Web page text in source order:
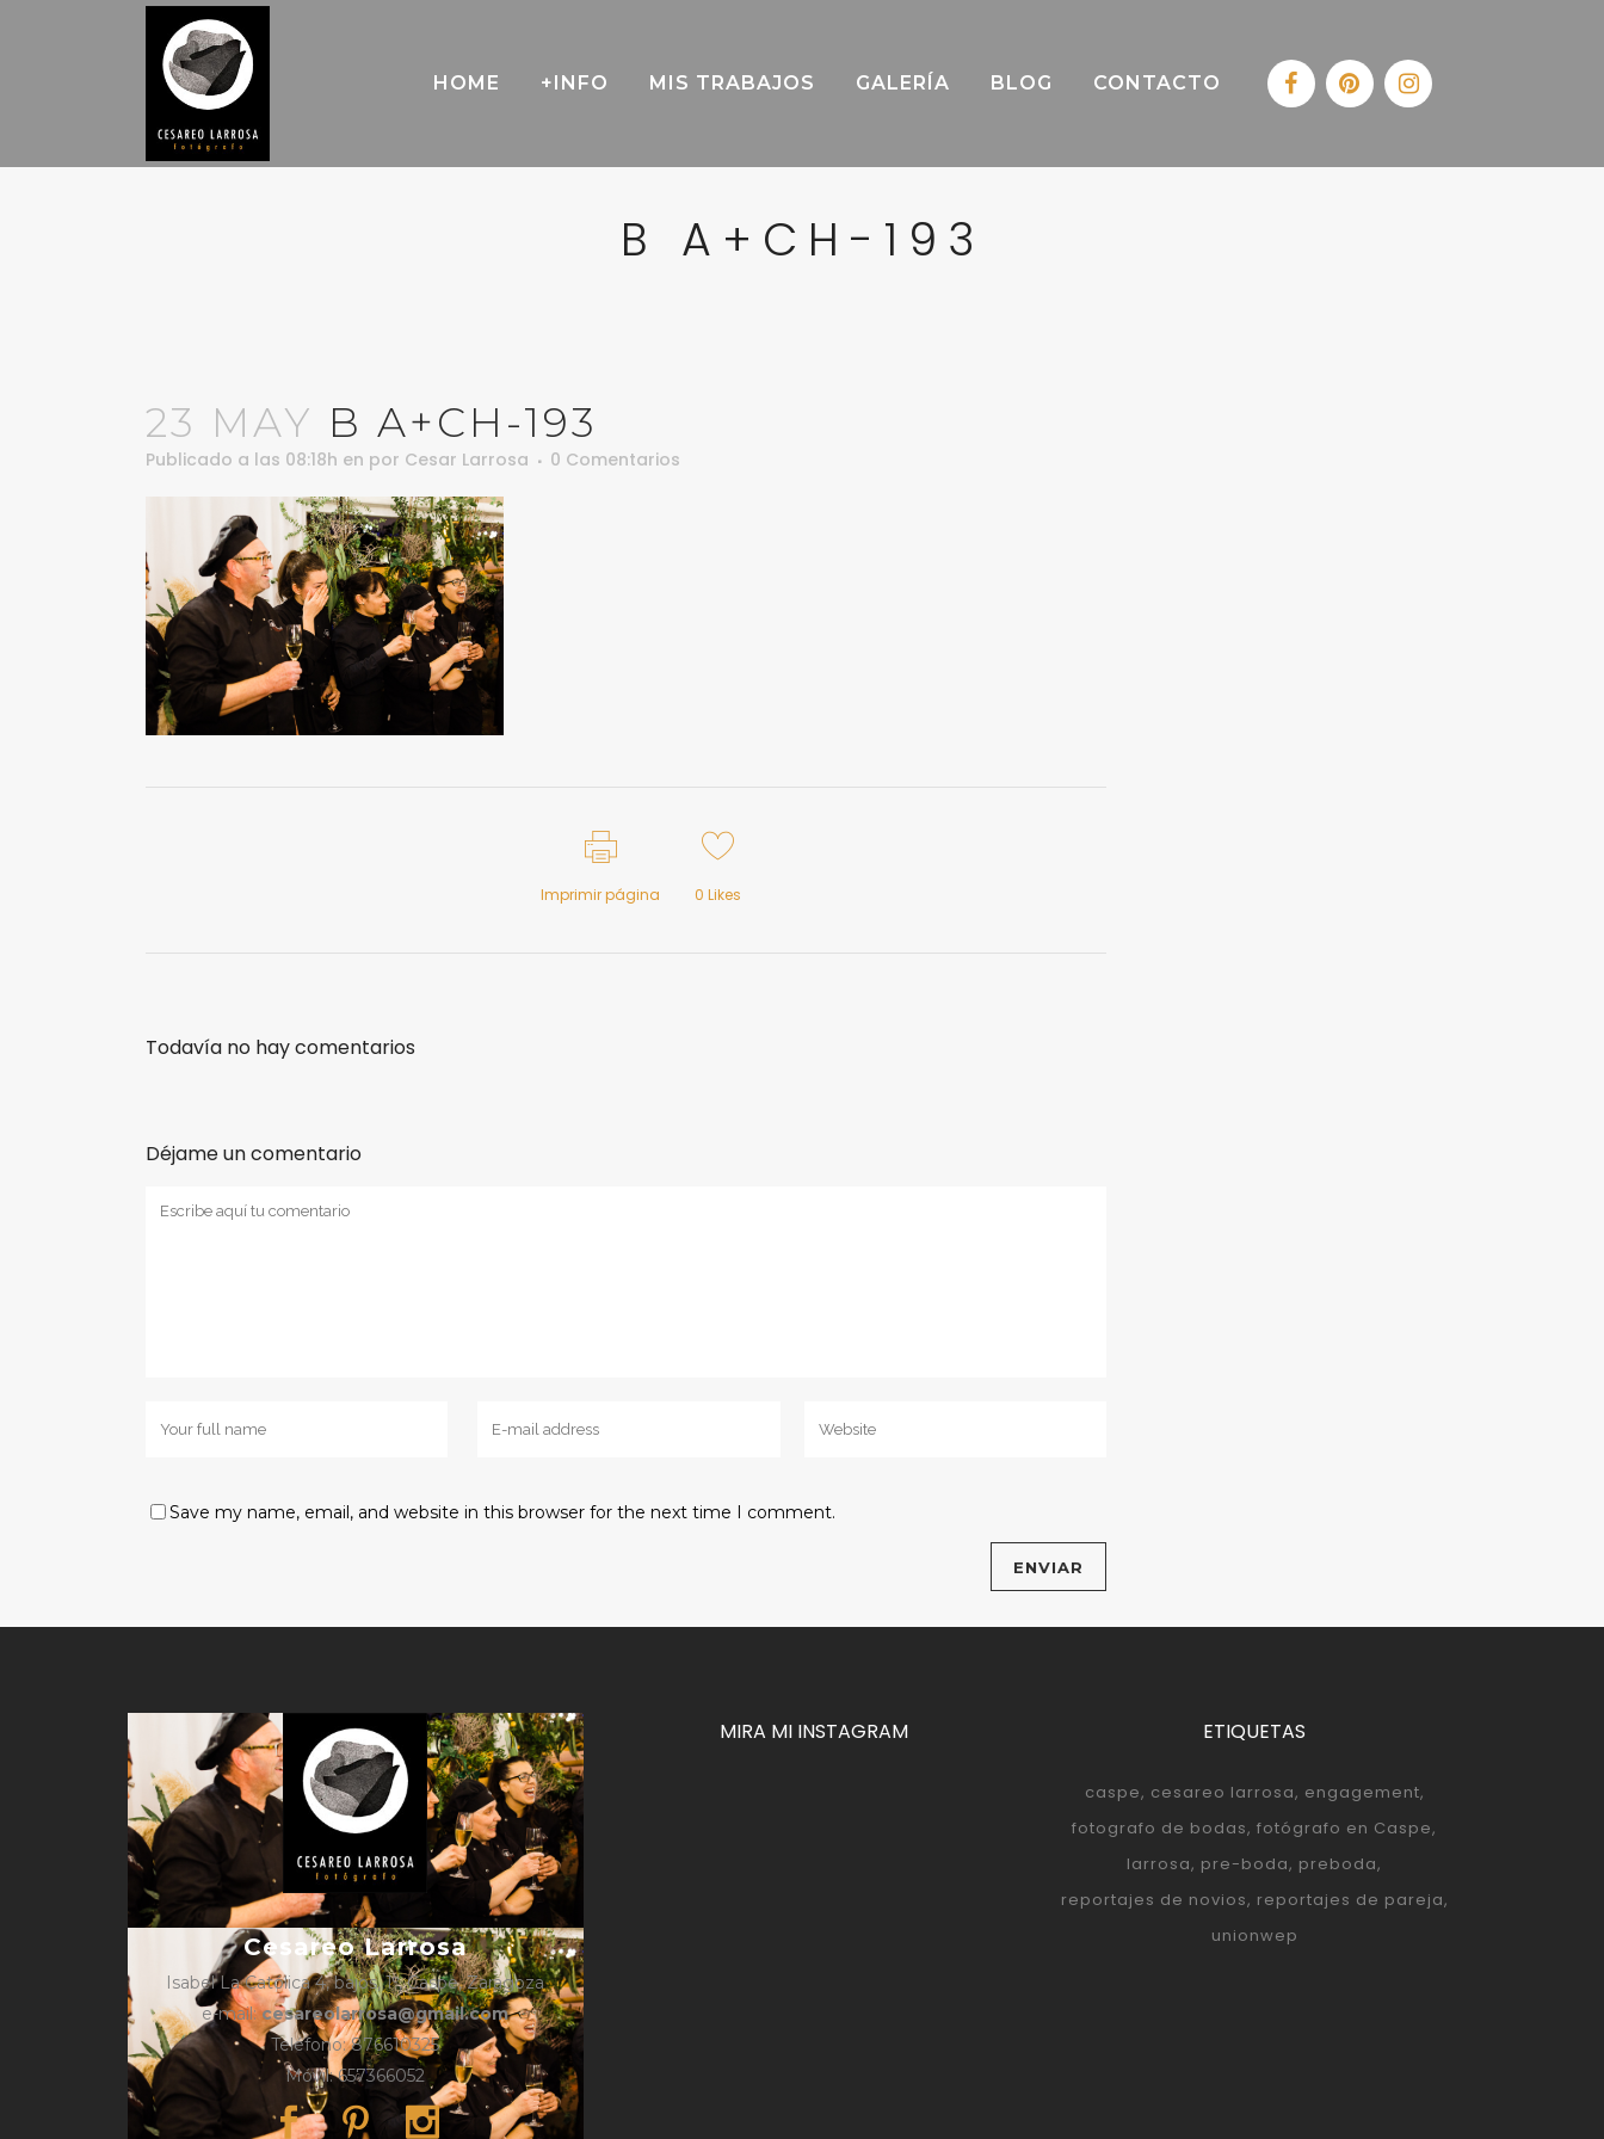
HOME +INFO MIS TRABAJOS GALERÍA BLOG CONTACTO
B A+CH-193
23 MAY B A+CH-193
Publicado a las 08:18h en por Cesar Larrosa 0 Comentarios
Imprimir página 0 Likes
Todavía no hay comentarios
Déjame un comentario
Save my name, email, and website in this browser for the next time I comment.
Cesareo Larrosa
Isabel La Católica 4, bajos, 1º, Caspe, Zaragoza
e-mail:cesareolarrosa@gmail.com
Teléfono: 876610325
Móvil: 657366052
MIRA MI INSTAGRAM ETIQUETAS
caspe cesareo larrosa engagement
fotografo de bodas fotógrafo en Caspe
larrosa pre-boda preboda
reportajes de novios reportajes de pareja
unionwep